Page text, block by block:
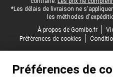
*Les délais de livraison ne
les méthodes
À propos de Gomibo.fr
Préférences de cookies
Préférences de